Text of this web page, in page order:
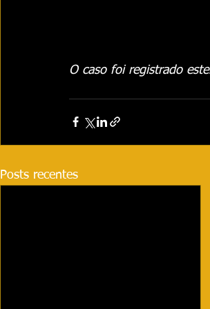
O caso foi registrado
Posts recentes